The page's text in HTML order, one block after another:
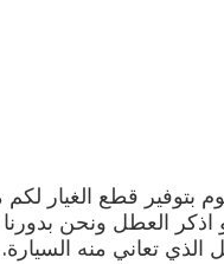
بتوفير قطع الغيار
و اذكر العطل ونحن
الذي تعاني منه السيارة.